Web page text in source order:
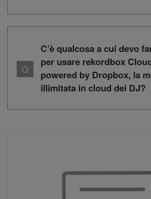
C’è qualcosa a cui devo
per usare rekordbox
powered by Dropbox, la
illimitata in cloud dei DJ?